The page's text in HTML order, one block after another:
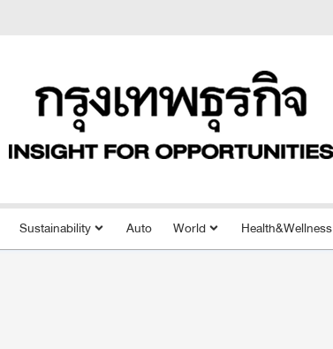
Sustainability Auto World Health&Wellness